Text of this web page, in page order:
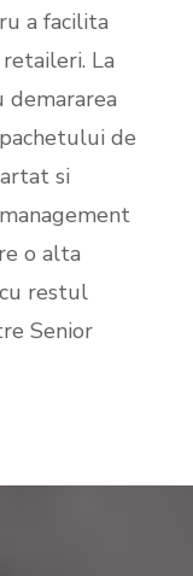
a facilita
La
de
si
o alta
restul
Senior